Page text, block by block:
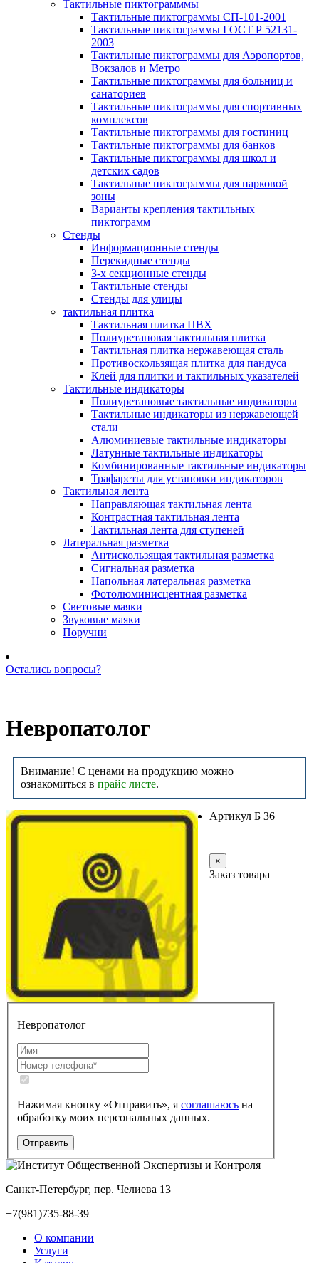
Тактильные пиктограмммы
Тактильные пиктограммы СП-101-2001
Тактильные пиктограммы ГОСТ Р 52131-
2003
Тактильные пиктограммы для Аэропортов,
Вокзалов и Метро
Тактильные пиктограммы для больниц и
санаториев
Тактильные пиктограммы для спортивных
комплексов
Тактильные пиктограммы для гостиниц
Тактильные пиктограммы для банков
Тактильные пиктограммы для школ и
детских садов
Тактильные пиктограммы для парковой
зоны
Варианты крепления тактильных
пиктограмм
Стенды
Информационные стенды
Перекидные стенды
3-х секционные стенды
Тактильные стенды
Стенды для улицы
тактильная плитка
Тактильная плитка ПВХ
Полиуретановая тактильная плитка
Тактильная плитка нержавеющая сталь
Противоскользящая плитка для пандуса
Клей для плитки и тактильных указателей
Тактильные индикаторы
Полиуретановые тактильные индикаторы
Тактильные индикаторы из нержавеющей
стали
Алюминиевые тактильные индикаторы
Латунные тактильные индикаторы
Комбинированные тактильные индикаторы
Трафареты для установки индикаторов
Тактильная лента
Направляющая тактильная лента
Контрастная тактильная лента
Тактильная лента для ступеней
Латеральная разметка
Антискользящая тактильная разметка
Сигнальная разметка
Напольная латеральная разметка
Фотолюминисцентная разметка
Световые маяки
Звуковые маяки
Поручни
Остались вопросы?
Невропатолог
Внимание! С ценами на продукцию можно
ознакомиться в прайс листе.
Артикул Б 36
×
Заказ товара
Невропатолог
Нажимая кнопку «Отправить», я соглашаюсь на
обработку моих персональных данных.
Санкт-Петербург, пер. Челиева 13
+7(981)735-88-39
О компании
Услуги